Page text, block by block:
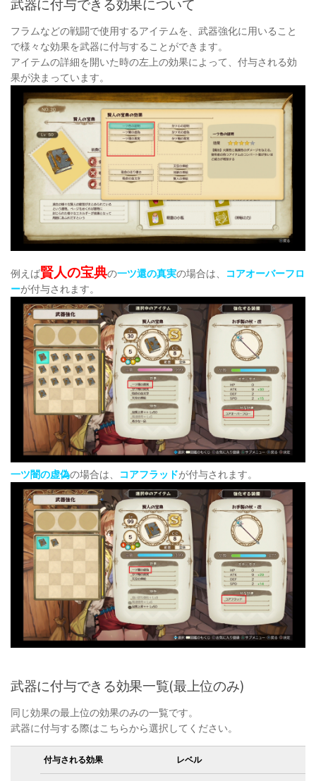
武器に付与できる効果について
フラムなどの戦闘で使用するアイテムを、武器強化に用いること
で様々な効果を武器に付与することができます。
アイテムの詳細を開いた時の左上の効果によって、付与される効
果が決まっています。
例えば賢人の宝典の一ツ還の真実の場合は、
コアオーバーフロ
ーが付与されます。
一ツ闇の虚偽の場合は、 コアフラッドが付与されます。
武器に付与できる効果一覧(最上位のみ)
同じ効果の最上位の効果のみの一覧です。
武器に付与する際はこちらから選択してください。
付与される効果 レベル